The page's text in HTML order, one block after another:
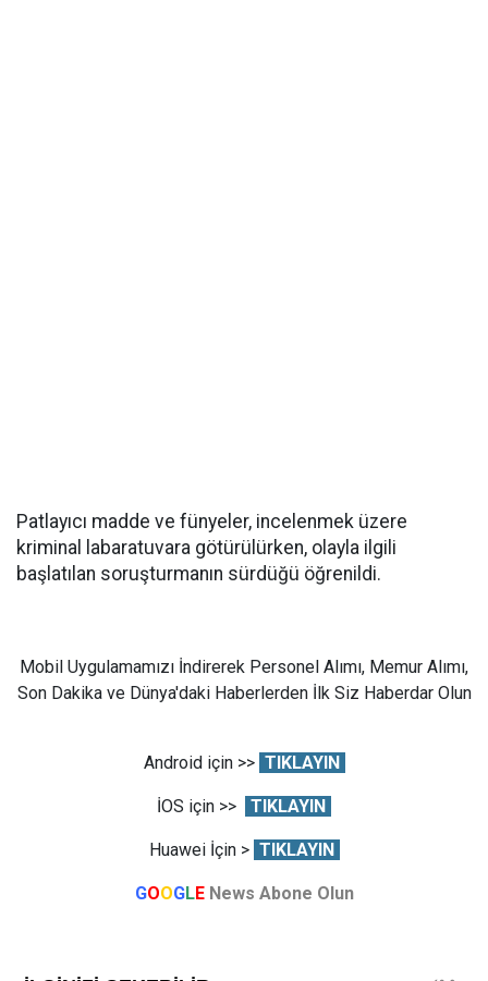
Patlayıcı madde ve fünyeler, incelenmek üzere
kriminal labaratuvara götürülürken, olayla ilgili
başlatılan soruşturmanın sürdüğü öğrenildi.
Mobil Uygulamamızı İndirerek Personel Alımı, Memur Alımı,
Son Dakika ve Dünya'daki Haberlerden İlk Siz Haberdar Olun
Android için >> TIKLAYIN
İOS için >> TIKLAYIN
Huawei İçin > TIKLAYIN
GOOGLE News Abone Olun